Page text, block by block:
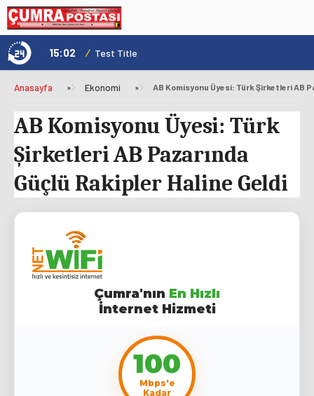
15:02 / Test Title
Anasayfa » Ekonomi »
AB Komisyonu Üyesi: Türk
Şirketleri AB Pazarında
Güçlü Rakipler Haline Geldi
Çumra'nın En Hızlı
İnternet Hizmeti
100
Mbps'e